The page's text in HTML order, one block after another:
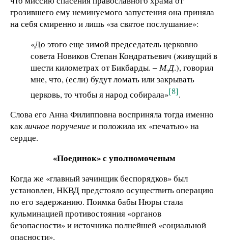
грозившего ему неминуемого запустения она приняла
на себя смиренно и лишь «за святое послушание»:
«До этого еще зимой председатель церковно
совета Новиков Степан Кондратьевич (живущий в
шести километрах от Бикбарды. ‒М.Д.), говорил
мне, что, (если) будут ломать или закрывать
церковь, то чтобы я народ собирала»[8].
Слова его Анна Филипповна восприняла тогда именно
какличное поручениеи положила их «печатью» на
сердце.
«Поединок» с уполномоченым
Когда же «главный зачинщик беспорядков» был
установлен, НКВД предстояло осуществить операцию
по его задержанию. Поимка бабы Нюры стала
кульминацией противостояния «органов
безопасности» и источника полнейшей «социальной
опасности».